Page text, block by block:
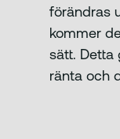
förändras
kommer
sätt. Detta
ränta och